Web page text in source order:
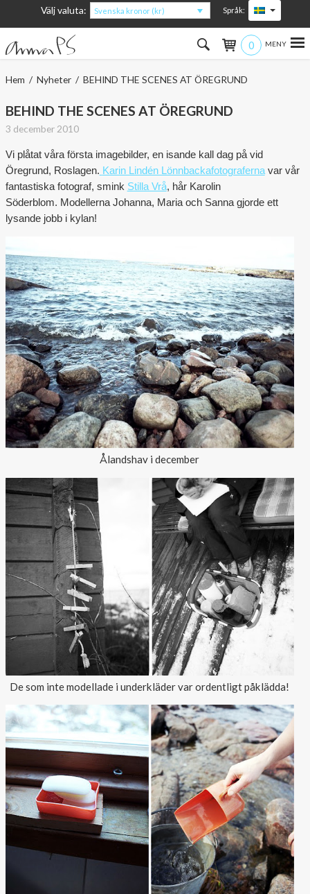
Välj valuta: Svenska kronor (kr) Språk:
0
Hem
Kvinna
Barn
Accessoarer
Om AnnaPS
Erbjudanden
Outlet
Hem / Nyheter/ BEHIND THE SCENES AT ÖREGRUND
BEHIND THE SCENES AT ÖREGRUND
3 december 2010
Vi plåtat våra första imagebilder, en isande kall dag på vid
Öregrund, Roslagen. Karin Lindén Lönnbackafotograferna var vår
fantastiska fotograf, smink Stilla Vrå, hår Karolin
Söderblom. Modellerna Johanna, Maria och Sanna gjorde ett
lysande jobb i kylan!
Ålandshav i december
De som inte modellade i underkläder var ordentligt påklädda!